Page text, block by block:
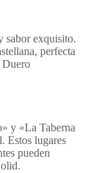
sabor exquisito.
perfecta
Duero
y «La Taberna
Estos lugares
pueden